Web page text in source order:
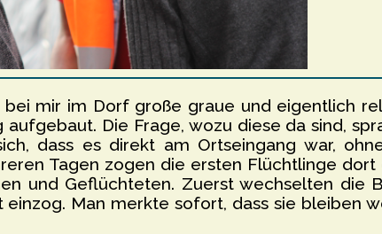
mir im Dorf große graue und eigentlich
Die Frage, wozu diese da sind,
dass es direkt am Ortseingang war,
Tagen zogen die ersten Flüchtlinge
und Geflüchteten. Zuerst wechselten die
einzog. Man merkte sofort, dass sie bleiben